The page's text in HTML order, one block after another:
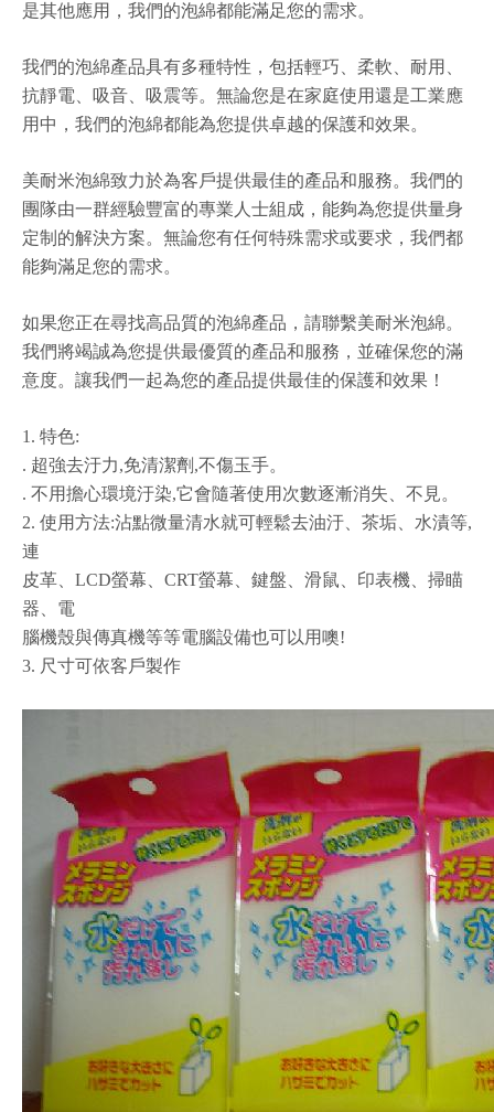
是其他應用，我們的泡綿都能滿足您的需求。
我們的泡綿產品具有多種特性，包括輕巧、柔軟、耐用、
抗靜電、吸音、吸震等。無論您是在家庭使用還是工業應
用中，我們的泡綿都能為您提供卓越的保護和效果。
美耐米泡綿致力於為客戶提供最佳的產品和服務。我們的
團隊由一群經驗豐富的專業人士組成，能夠為您提供量身
定制的解決方案。無論您有任何特殊需求或要求，我們都
能夠滿足您的需求。
如果您正在尋找高品質的泡綿產品，請聯繫美耐米泡綿。
我們將竭誠為您提供最優質的產品和服務，並確保您的滿
意度。讓我們一起為您的產品提供最佳的保護和效果！
1. 特色:
. 超強去汙力,免清潔劑,不傷玉手。
. 不用擔心環境汙染,它會隨著使用次數逐漸消失、不見。
2. 使用方法:沾點微量清水就可輕鬆去油汙、茶垢、水漬等,
連
皮革、LCD螢幕、CRT螢幕、鍵盤、滑鼠、印表機、掃瞄
器、電
腦機殼與傳真機等等電腦設備也可以用噢!
3. 尺寸可依客戶製作